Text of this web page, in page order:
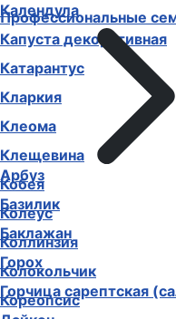
Календула
Капуста декоративная
Катарантус
Кларкия
Клеома
Клещевина
Кобея
Колеус
Коллинзия
Колокольчик
Кореопсис
Профессиональные
Арбуз
Базилик
Баклажан
Горох
Горчица сарептская